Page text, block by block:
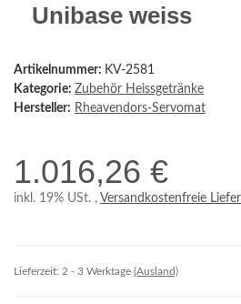
Unibase weiss
Artikelnummer: KV-2581
Kategorie: Zubehör Heissgetränke
Hersteller: Rheavendors-Servomat
1.016,26 €
inkl. 19% USt. , Versandkostenfreie
Lieferzeit: 2 - 3 Werktage (Ausland)